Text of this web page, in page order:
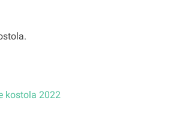
kostola 2022